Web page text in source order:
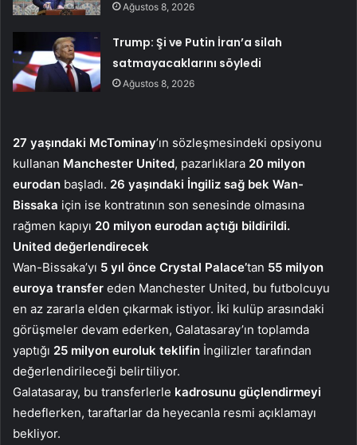
Ağustos 8, 2026
Trump: Şi ve Putin İran’a silah
satmayacaklarını söyledi
Ağustos 8, 2026
27 yaşındaki McTominay’ın sözleşmesindeki opsiyonu
kullanan Manchester United, pazarlıklara 20 milyon
eurodan başladı. 26 yaşındaki İngiliz sağ bek Wan-
Bissaka için ise kontratının son senesinde olmasına
rağmen kapıyı 20 milyon eurodan açtığı bildirildi.
United değerlendirecek
Wan-Bissaka’yı 5 yıl önce Crystal Palace’tan 55 milyon
euroya transfer eden Manchester United, bu futbolcuyu
en az zararla elden çıkarmak istiyor. İki kulüp arasındaki
görüşmeler devam ederken, Galatasaray’ın toplamda
yaptığı 25 milyon euroluk teklifin İngilizler tarafından
değerlendirileceği belirtiliyor.
Galatasaray, bu transferlerle kadrosunu güçlendirmeyi
hedeflerken, taraftarlar da heyecanla resmi açıklamayı
bekliyor.